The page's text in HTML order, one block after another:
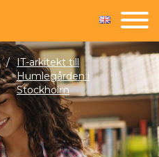
/ IT-arkitekt till
Humlegården i
Stockholm